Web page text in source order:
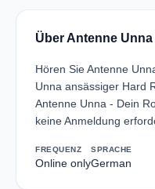
Über Antenne
Hören Sie Antenne
Unna ansässiger Hard
Antenne Unna - Dein
keine Anmeldung
FREQUENZ
Online only
SPRACHE
German